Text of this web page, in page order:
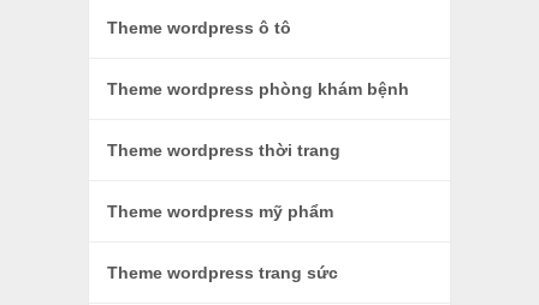
Theme wordpress ô tô
Theme wordpress phòng khám bệnh
Theme wordpress thời trang
Theme wordpress mỹ phẩm
Theme wordpress trang sức